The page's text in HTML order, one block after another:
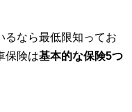
るなら最低限知ってお
保険は基本的な保険5つ